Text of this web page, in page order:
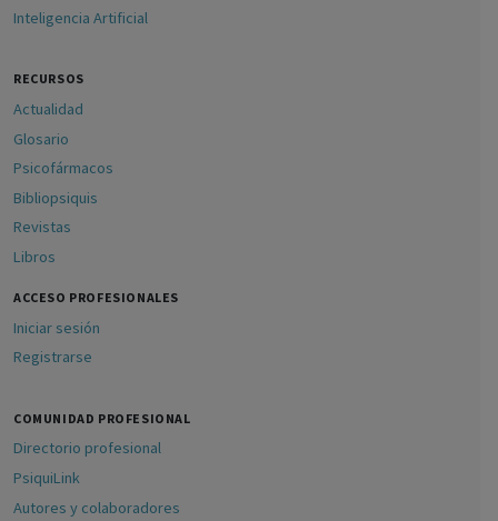
Inteligencia Artificial
RECURSOS
Actualidad
Glosario
Psicofármacos
Bibliopsiquis
Revistas
Libros
ACCESO PROFESIONALES
Iniciar sesión
Registrarse
COMUNIDAD PROFESIONAL
Directorio profesional
PsiquiLink
Autores y colaboradores